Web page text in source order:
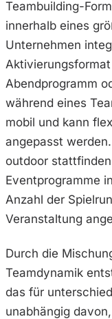
Teambuilding-
innerhalb eines
Unternehmen
Abendprogramm
während eines
mobil und kann
angepasst
outdoor
Eventprogramme
Anzahl der
Veranstaltung
Durch die
Teamdynamik
das für
unabhängig